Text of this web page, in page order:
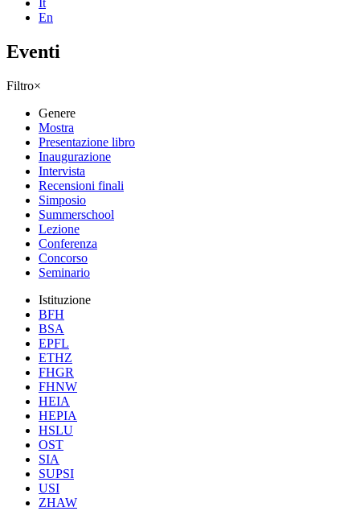
It
En
Eventi
Filtro×
Genere
Mostra
Presentazione libro
Inaugurazione
Intervista
Recensioni finali
Simposio
Summerschool
Lezione
Conferenza
Concorso
Seminario
Istituzione
BFH
BSA
EPFL
ETHZ
FHGR
FHNW
HEIA
HEPIA
HSLU
OST
SIA
SUPSI
USI
ZHAW